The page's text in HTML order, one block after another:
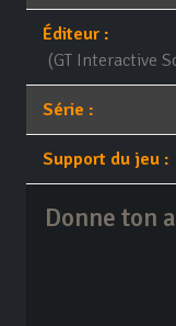
Éditeur :
(GT Interactive
Série :
Support du jeu :
Donne ton